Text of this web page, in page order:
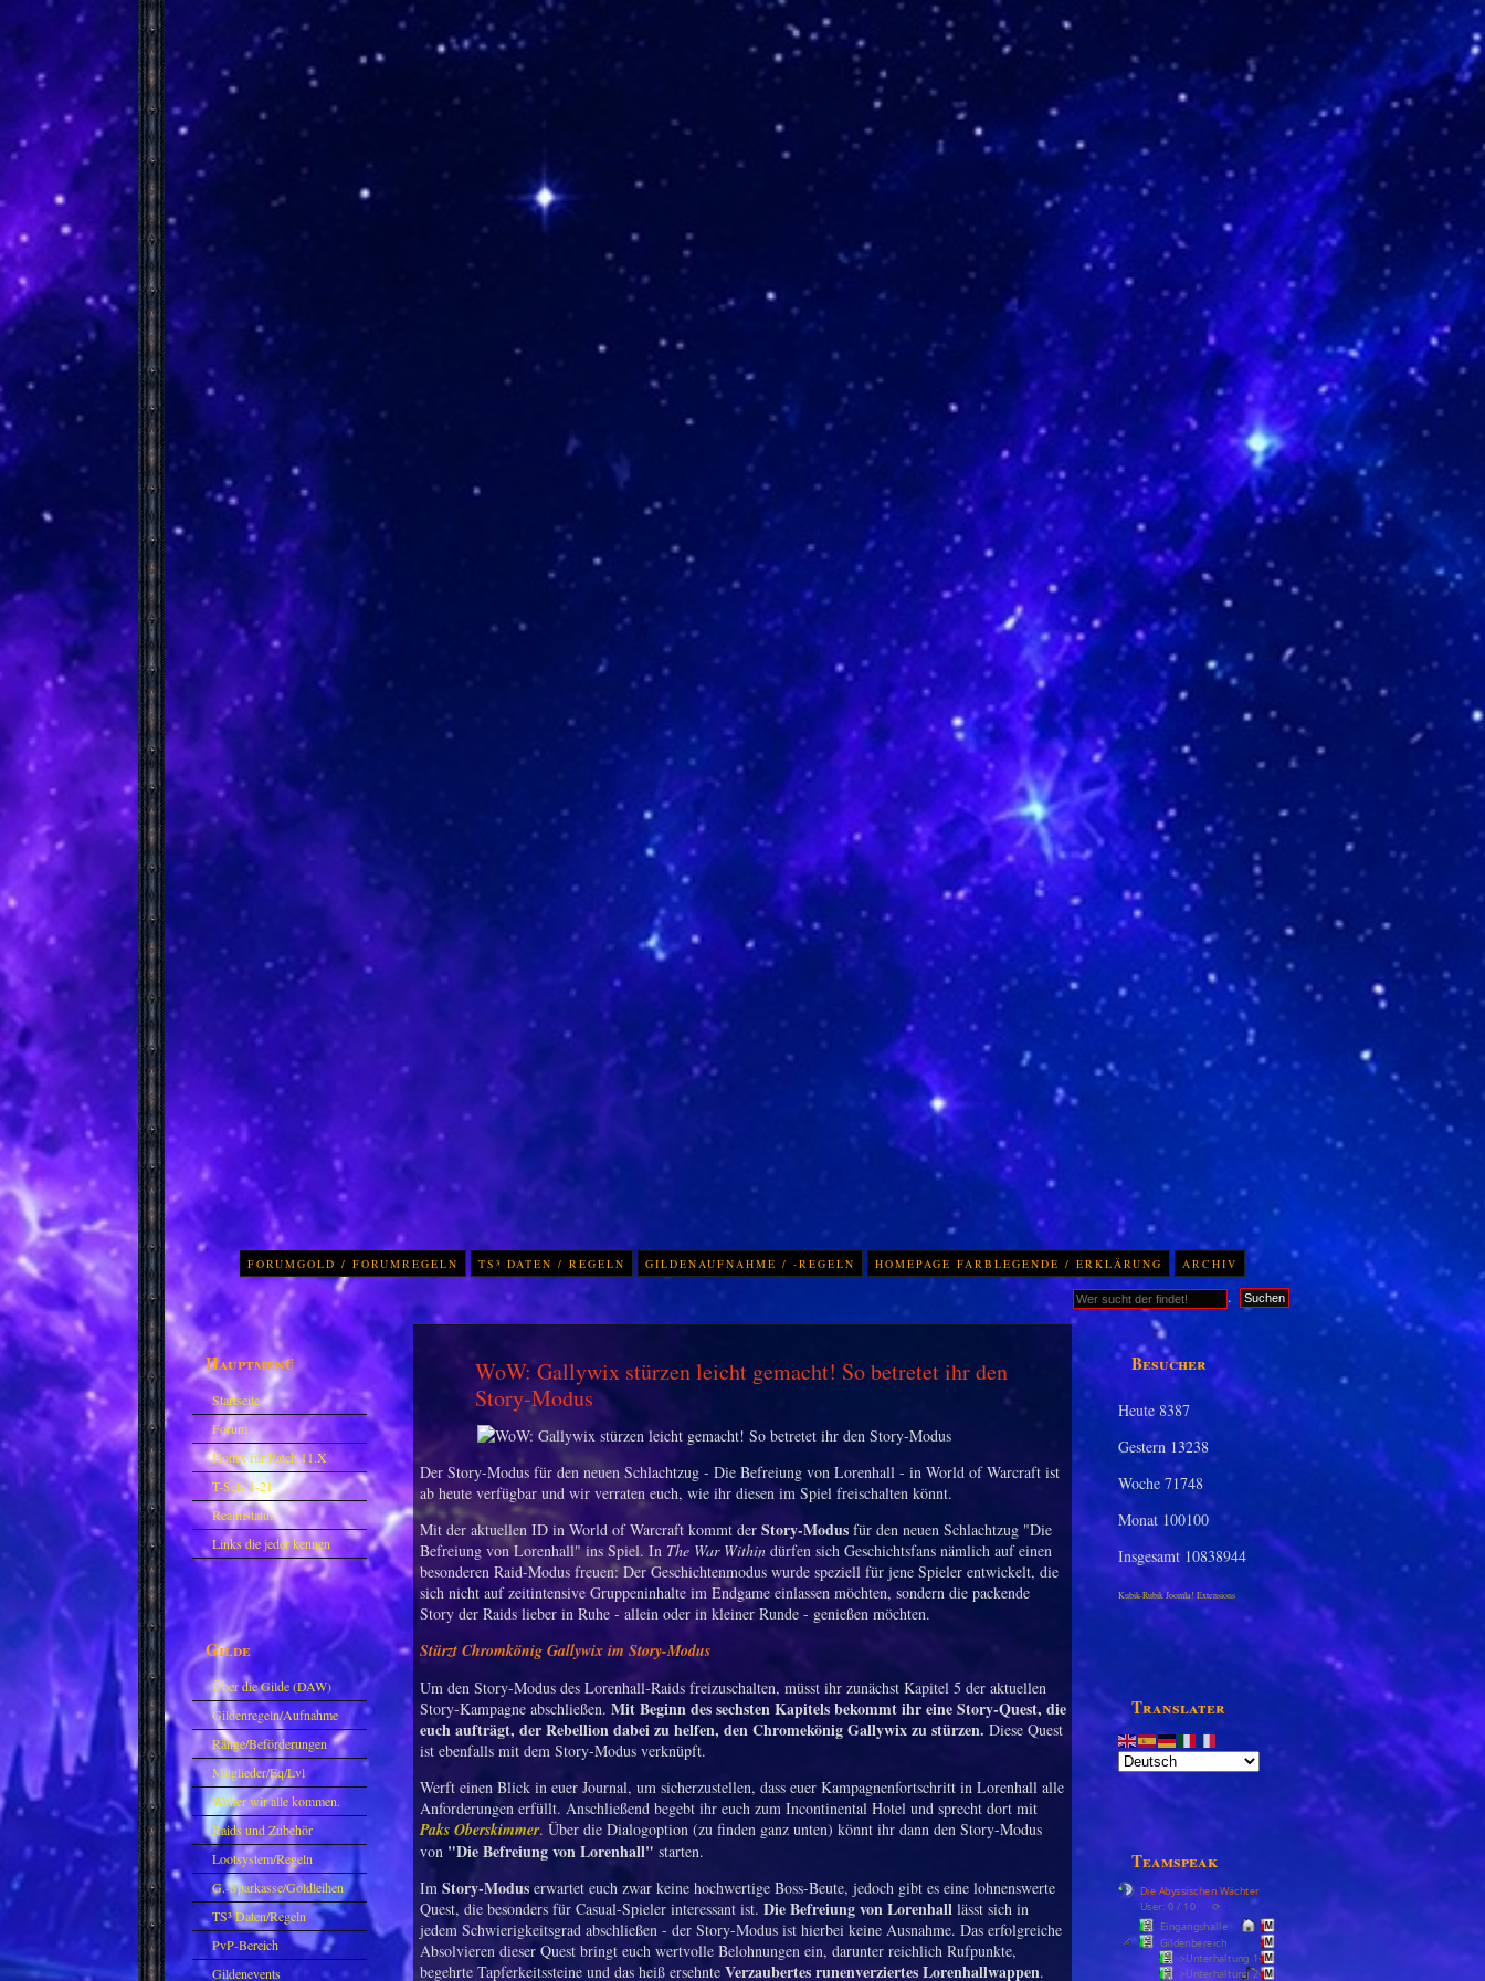
FORUMGOLD / FORUMREGELN TS³ DATEN / REGELN GILDENAUFNAHME / -REGELN HOMEPAGE FARBLEGENDE / ERKLÄRUNG ARCHIV
. Suchen
Hauptmenü
Startseite
Forum
Hotfix für Patch 11.X
T-Sets 1-21
Realmstatus
Links die jeder kennen
sollte?! Oder nicht?
Gilde
Über die Gilde (DAW)
Gildenregeln/Aufnahme
Ränge/Beförderungen
Mitglieder/Eq/Lvl
Woher wir alle kommen.
Raids und Zubehör
Lootsystem/Regeln
G.-Sparkasse/Goldleihen
TS³ Daten/Regeln
PvP-Bereich
Gildenevents
Besucher
Heute8387
Gestern 13238
Woche71748
Monat 100100
Insgesamt 10838944
Kubik-Rubik Joomla! Extensions
Translater
Teamspeak
Die Abyssischen Wächter
User: 0 / 10 ⟳
Eingangshalle
Gildenbereich
>Unterhaltung 1<
>Unterhaltung 2<
WoW: Gallywix stürzen leicht gemacht! So betretet ihr den
Story-Modus
Der Story-Modus für den neuen Schlachtzug - Die Befreiung von Lorenhall - in World of Warcraft ist
ab heute verfügbar und wir verraten euch, wie ihr diesen im Spiel freischalten könnt.
Mit der aktuellen ID in World of Warcraft kommt der Story-Modusfür den neuen Schlachtzug "Die
Befreiung von Lorenhall" ins Spiel. In The War Withindürfen sich Geschichtsfans nämlich auf einen
besonderen Raid-Modus freuen: Der Geschichtenmodus wurde speziell für jene Spieler entwickelt, die
sich nicht auf zeitintensive Gruppeninhalte im Endgame einlassen möchten, sondern die packende
Story der Raids lieber in Ruhe - allein oder in kleiner Runde - genießen möchten.
Stürzt Chromkönig Gallywix im Story-Modus
Um den Story-Modus des Lorenhall-Raids freizuschalten, müsst ihr zunächst Kapitel 5 der aktuellen
Story-Kampagne abschließen. Mit Beginn des sechsten Kapitels bekommt ihr eine Story-Quest, die
euch aufträgt, der Rebellion dabei zu helfen, den Chromekönig Gallywix zu stürzen. Diese Quest
ist ebenfalls mit dem Story-Modus verknüpft.
Werft einen Blick in euer Journal, um sicherzustellen, dass euer Kampagnenfortschritt in Lorenhall alle
Anforderungen erfüllt. Anschließend begebt ihr euch zum Incontinental Hotel und sprecht dort mit
Paks Oberskimmer. Über die Dialogoption (zu finden ganz unten) könnt ihr dann den Story-Modus
von "Die Befreiung von Lorenhall" starten.
Im Story-Moduserwartet euch zwar keine hochwertige Boss-Beute, jedoch gibt es eine lohnenswerte
Quest, die besonders für Casual-Spieler interessant ist. Die Befreiung von Lorenhalllässt sich in
jedem Schwierigkeitsgrad abschließen - der Story-Modus ist hierbei keine Ausnahme. Das erfolgreiche
Absolvieren dieser Quest bringt euch wertvolle Belohnungen ein, darunter reichlich Rufpunkte,
begehrte Tapferkeitssteine und das heiß ersehnte Verzaubertes runenverziertes Lorenhallwappen.